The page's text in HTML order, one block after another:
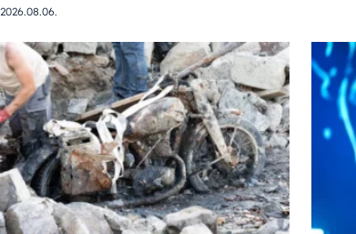
2026.08.06.